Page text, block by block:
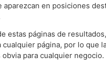
en posiciones
estas páginas de
página, por lo que
para cualquier negocio.